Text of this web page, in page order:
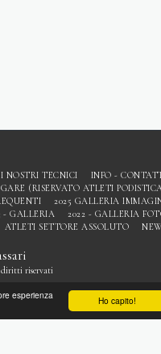
Ho capito!
esperienza
riservati
I NOSTRI TECNICI
INFO -
(RISERVATO ATLETI
2025 GALLERIA
- GALLERIA
2022 - GALLERIA
ATLETI SETTORE ASSOLUTO